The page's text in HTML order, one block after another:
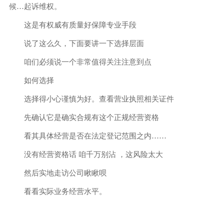
候…起诉维权。
这是有权威有质量好保障专业手段
说了这么久，下面要讲一下选择层面
咱们必须说一个非常值得关注注意到点
如何选择
选择得小心谨慎为好。查看营业执照相关证件
先确认它是确实合规有这个正规经营资格
看其具体经营是否在法定登记范围之内……
没有经营资格话 咱千万别沾 ，这风险太大
然后实地走访公司瞅瞅呗
看看实际业务经营水平。